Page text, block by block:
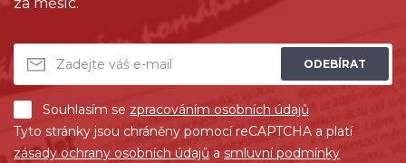
ODEBÍRAT
Souhlasím se zpracováním osobních údajů
Tyto stránky jsou chráněny pomocí reCAPTCHA a platí
zásady ochrany osobních údajů a smluvní podmínky